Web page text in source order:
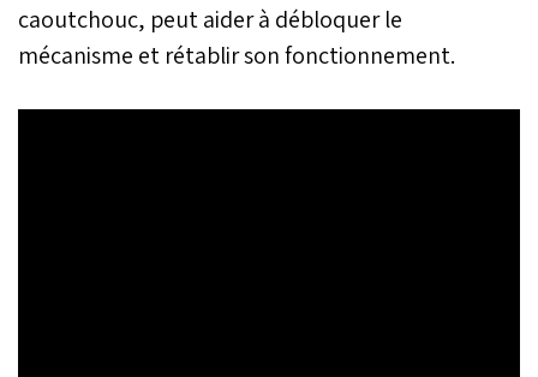
caoutchouc, peut aider à débloquer le
mécanisme et rétablir son fonctionnement.